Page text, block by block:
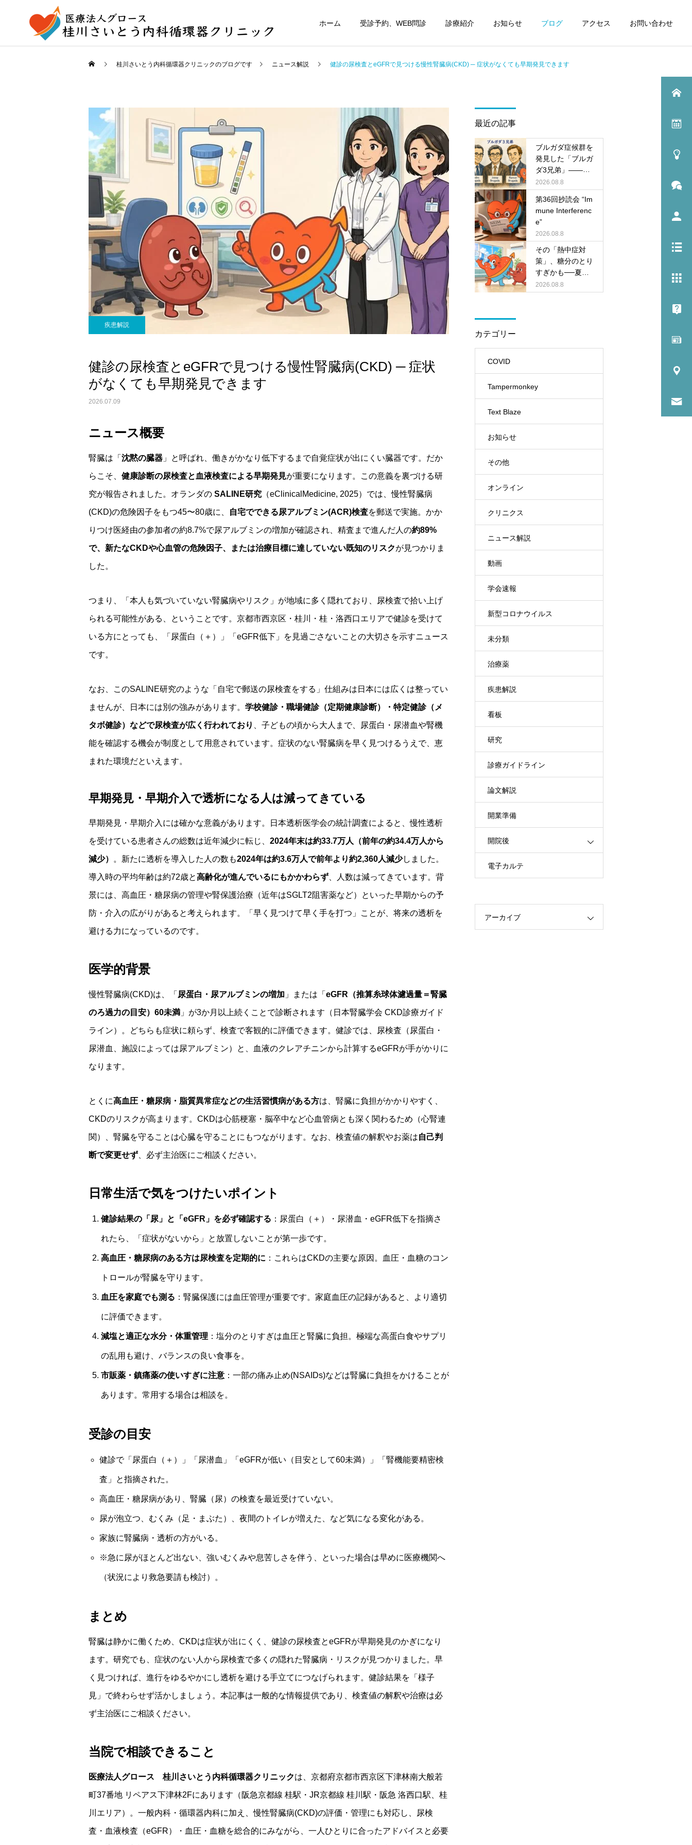
ホーム 受診予約、WEB問診 診療紹介 お知らせ ブログ アクセス お問い合わせ
桂川さいとう内科循環器クリニックのブログです ニュース解説 健診の尿検査とeGFRで見つける慢性腎臓病(CKD) ─ 症状がなくても早期発見できます
疾患解説
健診の尿検査とeGFRで見つける慢性腎臓病(CKD) ─ 症状
がなくても早期発見できます
2026.07.09
ニュース概要
腎臓は「 沈黙の臓器 」と呼ばれ、働きがかなり低下するまで自覚症状が出にくい臓器です。だか
らこそ、 健康診断の尿検査と血液検査による早期発見が重要になります。この意義を裏づける研
究が報告されました。オランダの SALINE研究 （eClinicalMedicine, 2025）では、慢性腎臓病
(CKD)の危険因子をもつ45〜80歳に、 自宅でできる尿アルブミン(ACR)検査を郵送で実施。かか
りつけ医経由の参加者の約8.7%で尿アルブミンの増加が確認され、精査まで進んだ人の約89%
で、新たなCKDや心血管の危険因子、または治療目標に達していない既知のリスクが見つかりま
した。
つまり、「本人も気づいていない腎臓病やリスク」が地域に多く隠れており、尿検査で拾い上げ
られる可能性がある、ということです。京都市西京区・桂川・桂・洛西口エリアで健診を受けて
いる方にとっても、「尿蛋白（＋）」「eGFR低下」を見過ごさないことの大切さを示すニュース
です。
なお、このSALINE研究のような「自宅で郵送の尿検査をする」仕組みは日本には広くは整ってい
ませんが、日本には別の強みがあります。 学校健診・職場健診（定期健康診断）・特定健診（メ
タボ健診）などで尿検査が広く行われており 、子どもの頃から大人まで、尿蛋白・尿潜血や腎機
能を確認する機会が制度として用意されています。症状のない腎臓病を早く見つけるうえで、恵
まれた環境だといえます。
早期発見・早期介入で透析になる人は減ってきている
早期発見・早期介入には確かな意義があります。日本透析医学会の統計調査によると、慢性透析
を受けている患者さんの総数は近年減少に転じ、 2024年末は約33.7万人（前年の約34.4万人から
減少） 。新たに透析を導入した人の数も2024年は約3.6万人で前年より約2,360人減少しました。
導入時の平均年齢は約72歳と高齢化が進んでいるにもかかわらず 、人数は減ってきています。背
景には、高血圧・糖尿病の管理や腎保護治療（近年はSGLT2阻害薬など）といった早期からの予
防・介入の広がりがあると考えられます。「早く見つけて早く手を打つ」ことが、将来の透析を
避ける力になっているのです。
医学的背景
慢性腎臓病(CKD)は、「 尿蛋白・尿アルブミンの増加 」または「 eGFR（推算糸球体濾過量＝腎臓
のろ過力の目安）60未満 」が3か月以上続くことで診断されます（日本腎臓学会 CKD診療ガイド
ライン）。どちらも症状に頼らず、検査で客観的に評価できます。健診では、尿検査（尿蛋白・
尿潜血、施設によっては尿アルブミン）と、血液のクレアチニンから計算するeGFRが手がかりに
なります。
とくに高血圧・糖尿病・脂質異常症などの生活習慣病がある方は、腎臓に負担がかかりやすく、
CKDのリスクが高まります。CKDは心筋梗塞・脳卒中など心血管病とも深く関わるため（心腎連
関）、腎臓を守ることは心臓を守ることにもつながります。なお、検査値の解釈やお薬は自己判
断で変更せず 、必ず主治医にご相談ください。
日常生活で気をつけたいポイント
健診結果の「尿」と「eGFR」を必ず確認する ：尿蛋白（＋）・尿潜血・eGFR低下を指摘さ
れたら、「症状がないから」と放置しないことが第一歩です。
高血圧・糖尿病のある方は尿検査を定期的に ：これらはCKDの主要な原因。血圧・血糖のコン
トロールが腎臓を守ります。
血圧を家庭でも測る ：腎臓保護には血圧管理が重要です。家庭血圧の記録があると、より適切
に評価できます。
減塩と適正な水分・体重管理 ：塩分のとりすぎは血圧と腎臓に負担。極端な高蛋白食やサプリ
の乱用も避け、バランスの良い食事を。
市販薬・鎮痛薬の使いすぎに注意 ：一部の痛み止め(NSAIDs)などは腎臓に負担をかけることが
あります。常用する場合は相談を。
受診の目安
健診で「尿蛋白（＋）」「尿潜血」「eGFRが低い（目安として60未満）」「腎機能要精密検
査」と指摘された。
高血圧・糖尿病があり、腎臓（尿）の検査を最近受けていない。
尿が泡立つ、むくみ（足・まぶた）、夜間のトイレが増えた、など気になる変化がある。
家族に腎臓病・透析の方がいる。
※急に尿がほとんど出ない、強いむくみや息苦しさを伴う、といった場合は早めに医療機関へ
（状況により救急要請も検討）。
まとめ
腎臓は静かに働くため、CKDは症状が出にくく、健診の尿検査とeGFRが早期発見のかぎになり
ます。研究でも、症状のない人から尿検査で多くの隠れた腎臓病・リスクが見つかりました。早
く見つければ、進行をゆるやかにし透析を避ける手立てにつなげられます。健診結果を「様子
見」で終わらせず活かしましょう。本記事は一般的な情報提供であり、検査値の解釈や治療は必
ず主治医にご相談ください。
当院で相談できること
医療法人グロース 桂川さいとう内科循環器クリニックは、京都府京都市西京区下津林南大般若
町37番地 リペアス下津林2Fにあります（阪急京都線 桂駅・JR京都線 桂川駅・阪急 洛西口駅、桂
川エリア）。一般内科・循環器内科に加え、慢性腎臓病(CKD)の評価・管理にも対応し、尿検
査・血液検査（eGFR）・血圧・血糖を総合的にみながら、一人ひとりに合ったアドバイスと必要
最近の記事
ブルガダ症候群を
発見した「ブルガ
ダ3兄弟」――ア
ジア人に多い病気
を、なぜスペイン
人医師が見つけた
のか？
2026.08.8
第36回抄読会 “Im
mune Interferenc
e”
2026.08.8
その「熱中症対
策」、糖分のとり
すぎかも──夏に
急増する『ペット
ボトル症候群』に
2026.08.8
カテゴリー
COVID
Tampermonkey
Text Blaze
お知らせ
その他
オンライン
クリニクス
ニュース解説
動画
学会速報
新型コロナウイルス
未分類
治療薬
疾患解説
看板
研究
診療ガイドライン
論文解説
開業準備
開院後
電子カルテ
アーカイブ